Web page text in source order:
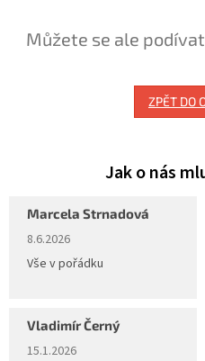
Můžete se ale
ZPĚT DO
Marcela Strnadová
Hodnocení obchodu je 5 z 5
8.6.2026
Vše v pořádku
Vladimír Černý
Hodnocení obchodu je 5 z 5
15.1.2026